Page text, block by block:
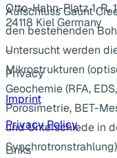
Aufschluss Gaunt
den bestehenden
Untersucht werden
Mikrostrukturen
Geochemie (RFA,
Porosimetrie, BET-
und Unterschiede in
Otto-Hahn-Platz 1, R.
24118 Kiel Germany
...
Privacy
Imprint
Privacy Policy
Links